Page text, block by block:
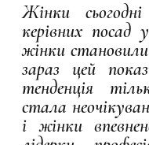
Жінки
керівних посад
жінки
зараз цей
тенденція
стала
і жінки